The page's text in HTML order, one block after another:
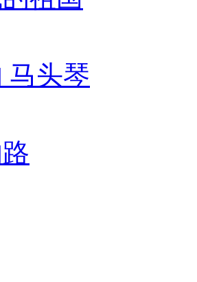
马头琴